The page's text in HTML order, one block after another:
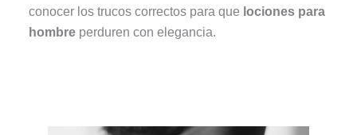
conocer los trucos correctos para que lociones para
hombre perduren con elegancia.